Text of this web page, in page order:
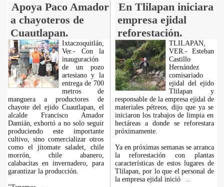
Apoya Paco Amador
a chayoteros de
Cuautlapan.
En Tlilapan iniciara
empresa ejidal
reforestación.
Ixtaczoquitlán,
Ver.- Con la
inauguración
de un pozo
artesiano y la
entrega de 700
metros de
manguera a productores de
chayote del ejido Cuautlapan, el
alcalde Francisco Amador
Damián, exhortó a no solo seguir
produciendo este importante
cultivo, sino comercializar otros
como el jitomate saladet, chile
morrón, chile abanero,
calabacitas en invernadero, para
garantizar la producción.
TLILAPAN,
VER.- Esteban
Castillo
Hernández
comisariado
ejidal del ejido
Tlilapan y
responsable de la empresa ejidal de
materiales pétreos, dijo que ya se
iniciaron los trabajos de limpia en
hectáreas a donde se reforestara
próximamente.
Ya en próximas semanas se arranca
la reforestación con plantas
características de estos lugares de
Tlilapan, por lo que el personal de
la empresa ejidal inició